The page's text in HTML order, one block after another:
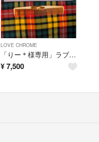
LOVE CHROME
「りー＊様専用」ラブクロム K24GPスタイリングコーム
¥7,500